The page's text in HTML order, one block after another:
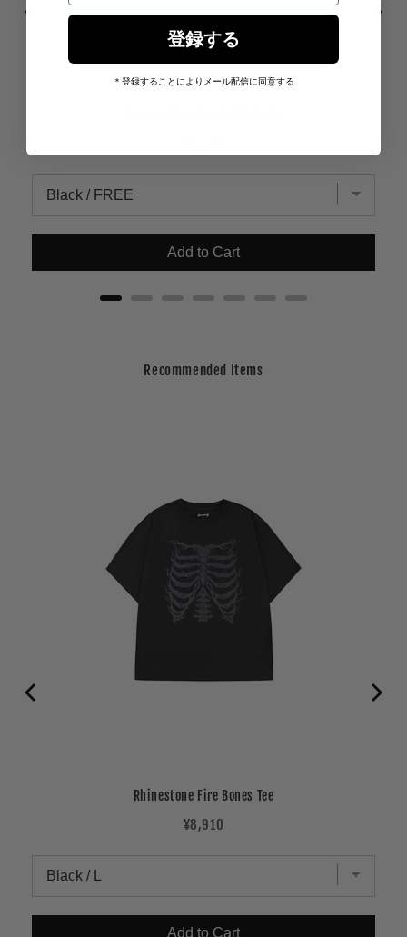
Add to Cart
Recommended Items
Rhinestone Fire Bones Tee
Price
¥8,910
Add to Cart
登録する
＊登録することによりメール配信に同意する